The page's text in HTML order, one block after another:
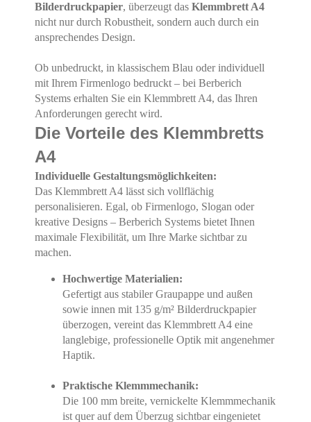
Bilderdruckpapier, überzeugt das Klemmbrett A4
nicht nur durch Robustheit, sondern auch durch ein
ansprechendes Design.
Ob unbedruckt, in klassischem Blau oder individuell
mit Ihrem Firmenlogo bedruckt – bei Berberich
Systems erhalten Sie ein Klemmbrett A4, das Ihren
Anforderungen gerecht wird.
Die Vorteile des Klemmbretts
A4
Individuelle Gestaltungsmöglichkeiten:
Das Klemmbrett A4 lässt sich vollflächig
personalisieren. Egal, ob Firmenlogo, Slogan oder
kreative Designs – Berberich Systems bietet Ihnen
maximale Flexibilität, um Ihre Marke sichtbar zu
machen.
Hochwertige Materialien:
Gefertigt aus stabiler Graupappe und außen
sowie innen mit 135 g/m² Bilderdruckpapier
überzogen, vereint das Klemmbrett A4 eine
langlebige, professionelle Optik mit angenehmer
Haptik.
Praktische Klemmmechanik:
Die 100 mm breite, vernickelte Klemmmechanik
ist quer auf dem Überzug sichtbar eingenietet